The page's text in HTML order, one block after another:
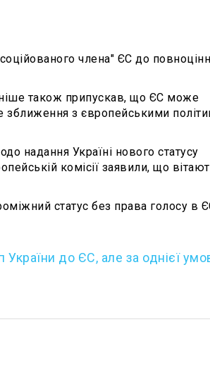
члена" ЄС до
також припускав, що ЄС може
зближення з європейськими
надання Україні нового статусу
комісії заявили, що
статус без права голосу в
до ЄС, але за однієї